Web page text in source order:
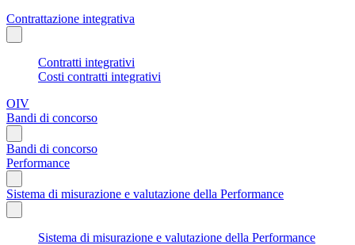
Contrattazione integrativa
Contratti integrativi
Costi contratti integrativi
OIV
Bandi di concorso
Bandi di concorso
Performance
Sistema di misurazione e valutazione della Performance
Sistema di misurazione e valutazione della Performance